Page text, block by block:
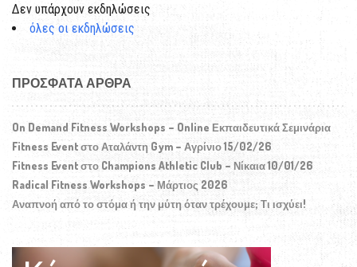
Δεν υπάρχουν εκδηλώσεις
όλες οι εκδηλώσεις
ΠΡΌΣΦΑΤΑ ΆΡΘΡΑ
On Demand Fitness Workshops – Online Εκπαιδευτικά Σεμινάρια
Fitness Event στο Αταλάντη Gym – Αγρίνιο 15/02/26
Fitness Event στο Champions Athletic Club – Νίκαια 10/01/26
Radical Fitness Workshops – Μάρτιος 2026
Αναπνοή από το στόμα ή την μύτη όταν τρέχουμε; Τι ισχύει!